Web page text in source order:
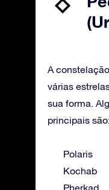
A
várias
sua forma.
principais
Polaris
Kochab
Pherkad